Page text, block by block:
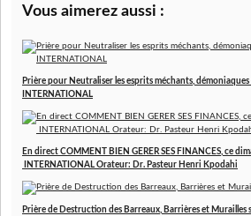
Vous aimerez aussi :
Prière pour Neutraliser les esprits méchants,
INTERNATIONAL
En direct COMMENT BIEN GERER SES FINANCES, ce
INTERNATIONAL Orateur: Dr. Pasteur Henri Kpodahi
Prière de Destruction des Barreaux, Barrières et